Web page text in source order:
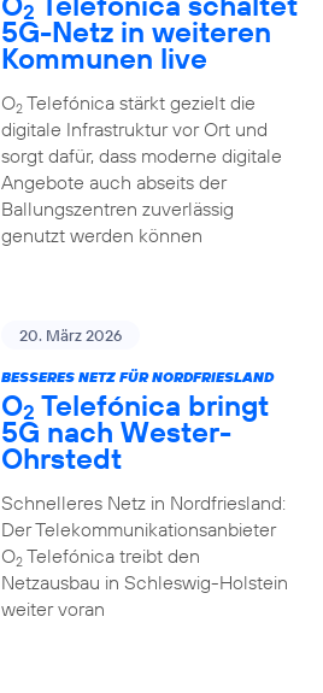
2
5G-Netz in weiteren
Kommunen live
O2Telefónica stärkt gezielt die
digitale Infrastruktur vor Ort und
sorgt dafür, dass moderne digitale
Angebote auch abseits der
Ballungszentren zuverlässig
genutzt werden können
20. März 2026
BESSERES NETZ FÜR NORDFRIESLAND
O2 Telefónica bringt
5G nach Wester-
Ohrstedt
Schnelleres Netz in Nordfriesland:
Der Telekommunikationsanbieter
O2Telefónica treibt den
Netzausbau in Schleswig-Holstein
weiter voran